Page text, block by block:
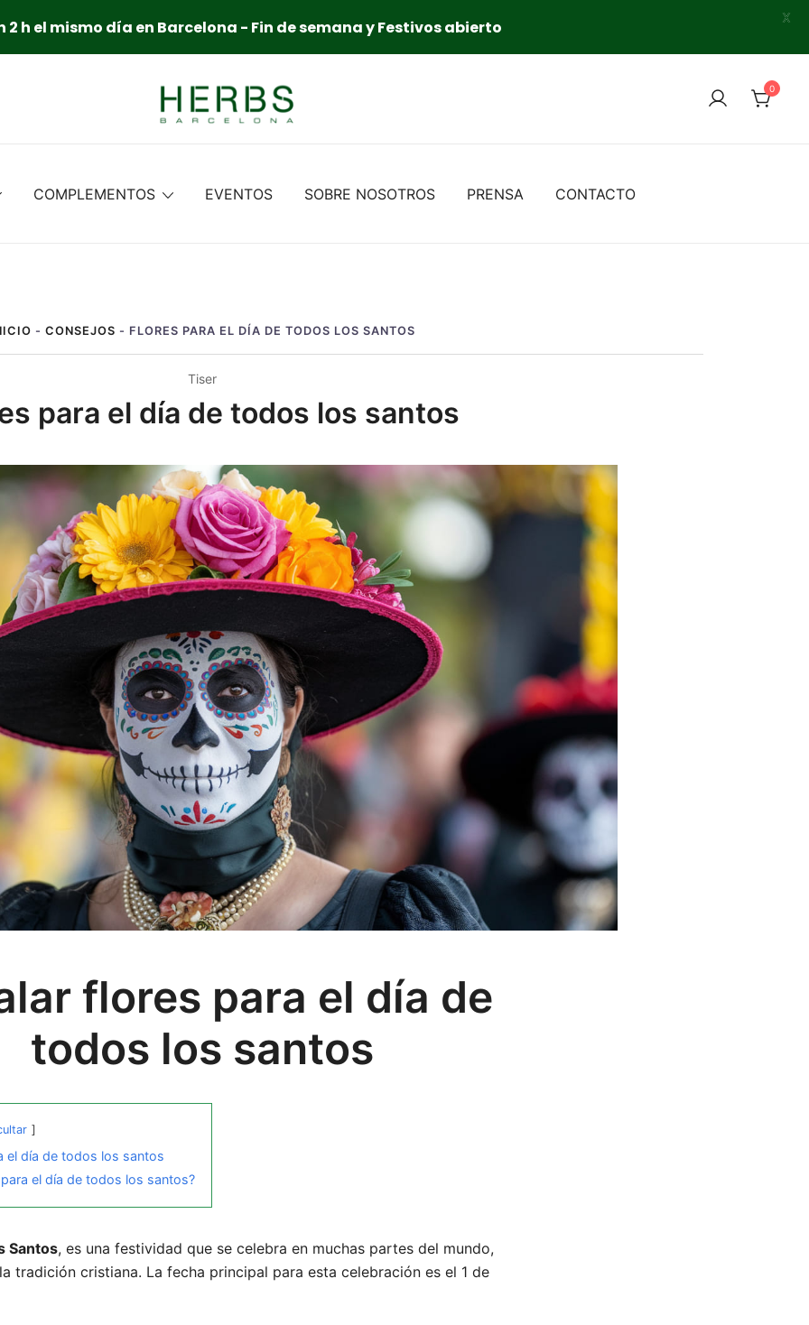
0
COMPLEMENTOS EVENTOS SOBRE NOSOTROS PRENSA CONTACTO
- CONSEJOS - FLORES PARA EL DÍA DE TODOS LOS SANTOS
Tiser
para el día de todos los santos
flores para el día de
todos los santos
el día de todos los santos
el día de todos los santos?
Santos, es una festividad que se celebra en muchas partes del mundo,
tradición cristiana. La fecha principal para esta celebración es el 1 de
2 h el mismo día en Barcelona - Fin de semana y Festivos abierto X